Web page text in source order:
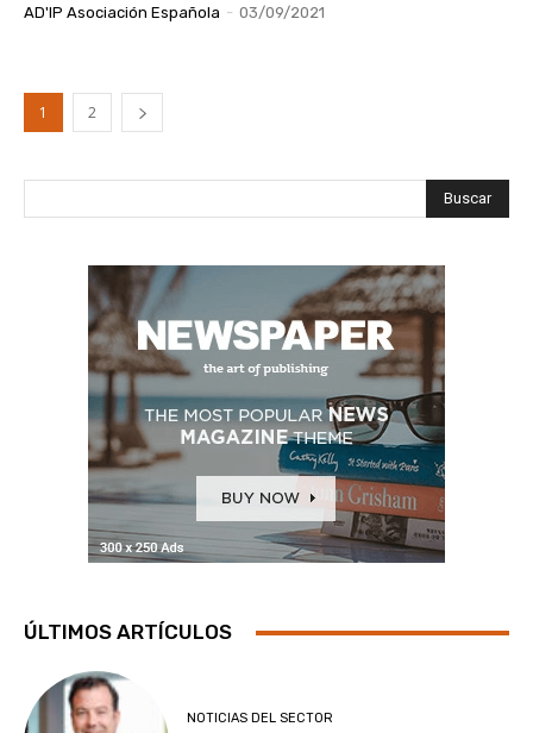
AD'IP Asociación Española - 03/09/2021
1 2
Buscar
ÚLTIMOS ARTÍCULOS
NOTICIAS DEL SECTOR